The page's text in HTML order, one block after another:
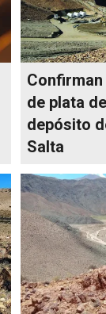
de plata
depósito
Salta